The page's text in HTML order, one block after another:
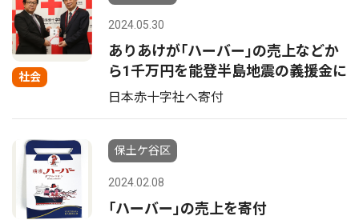
社会
2024.05.30
ありあけが｢ハーバー｣の売上などか
ら1千万円を能登半島地震の義援金に
日本赤十字社へ寄付
保土ケ谷区
2024.02.08
｢ハーバー｣の売上を寄付